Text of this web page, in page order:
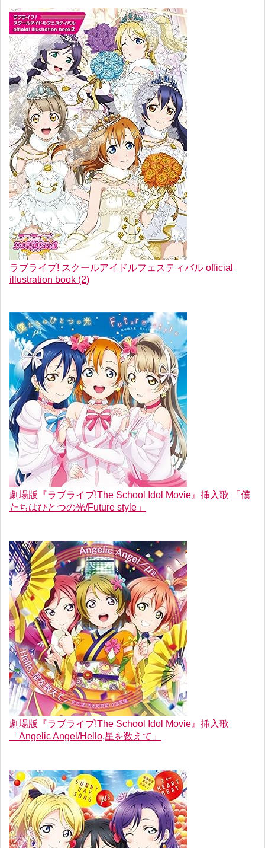
ラブライブ! スクールアイドルフェスティバル official
illustration book (2)
劇場版『ラブライブ!The School Idol Movie』挿入歌 「僕
たちはひとつの光/Future style」
劇場版『ラブライブ!The School Idol Movie』挿入歌
「Angelic Angel/Hello,星を数えて」